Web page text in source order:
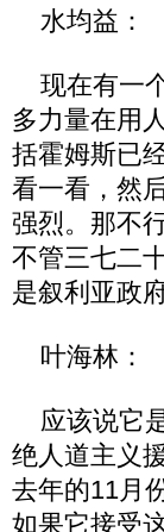
水均益：
现在有一
多力量在用
括霍姆斯已
看一看，然
强烈。那不
不管三七二
是叙利亚政
叶海林：
应该说它
绝人道主义
去年的11月
如果它接受